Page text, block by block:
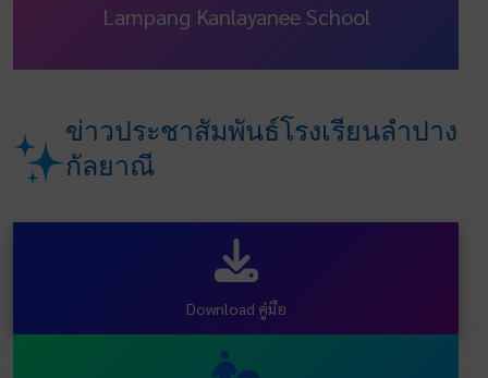
Lampang Kanlayanee School
ข่าวประชาสัมพันธ์โรงเรียนลำปาง
กัลยาณี
Download คู่มือ